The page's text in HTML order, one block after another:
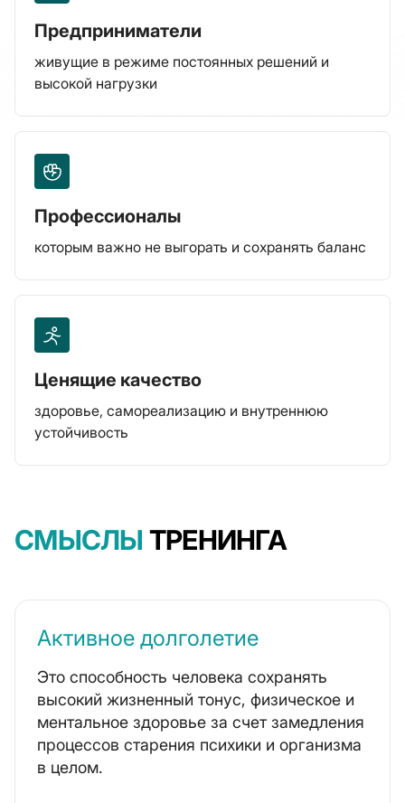
Предприниматели
живущие в режиме постоянных решений и
высокой нагрузки
Профессионалы
которым важно не выгорать и сохранять баланс
Ценящие качество
здоровье, самореализацию и внутреннюю
устойчивость
СМЫСЛЫ ТРЕНИНГА
Активное долголетие
Это способность человека сохранять
высокий жизненный тонус, физическое и
ментальное здоровье за счет замедления
процессов старения психики и организма
в целом.